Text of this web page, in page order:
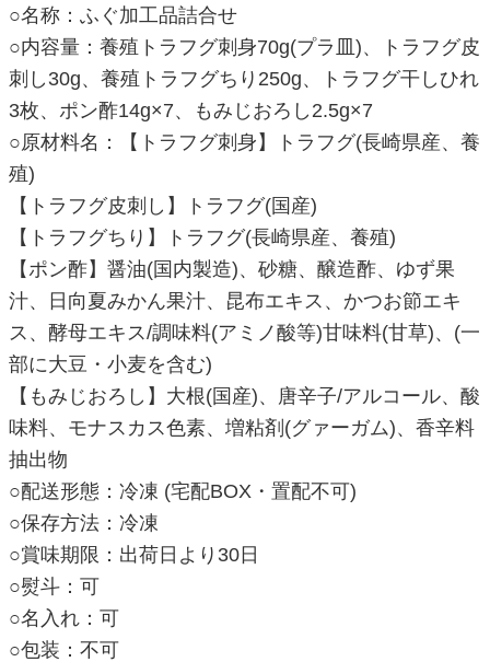
○名称：ふぐ加工品詰合せ
○内容量：養殖トラフグ刺身70g(プラ皿)、トラフグ皮
刺し30g、養殖トラフグちり250g、トラフグ干しひれ
3枚、ポン酢14g×7、もみじおろし2.5g×7
○原材料名：【トラフグ刺身】トラフグ(長崎県産、養
殖)
【トラフグ皮刺し】トラフグ(国産)
【トラフグちり】トラフグ(長崎県産、養殖)
【ポン酢】醤油(国内製造)、砂糖、醸造酢、ゆず果
汁、日向夏みかん果汁、昆布エキス、かつお節エキ
ス、酵母エキス/調味料(アミノ酸等)甘味料(甘草)、(一
部に大豆・小麦を含む)
【もみじおろし】大根(国産)、唐辛子/アルコール、酸
味料、モナスカス色素、増粘剤(グァーガム)、香辛料
抽出物
○配送形態：冷凍 (宅配BOX・置配不可)
○保存方法：冷凍
○賞味期限：出荷日より30日
○熨斗：可
○名入れ：可
○包装：不可